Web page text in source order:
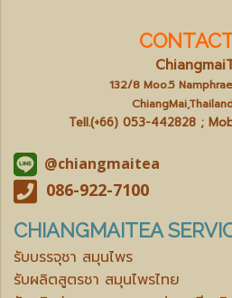
132/8 Moo.5
Tell.(+66) 053-442828 ;
@chiangmaitea
086-922-7100
CHIANGMAITEA
รับบรรจุชา สมุนไพร
รับผลิตสูตรชา สมุนไพรไทย